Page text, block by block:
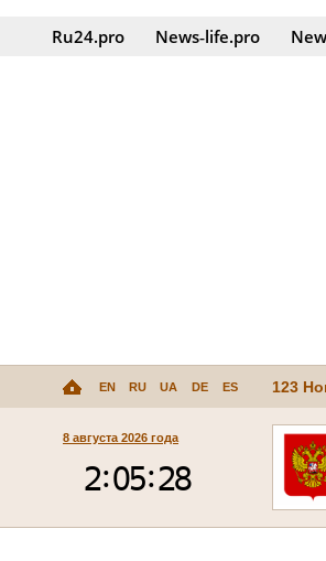
Ru24.pro News‑life.pro
EN RU UA DE ES 123
8 августа 2026 года